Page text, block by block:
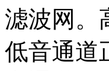
滤波网。
低音通道